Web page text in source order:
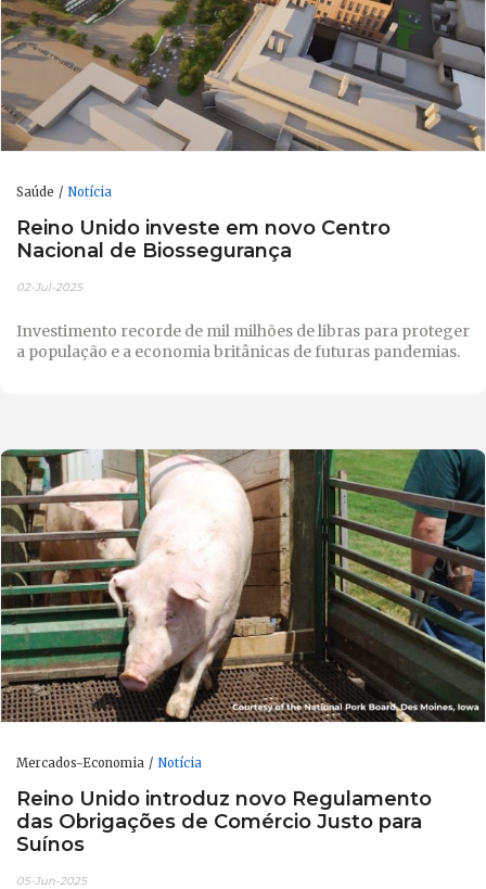
Saúde Notícia
Reino Unido investe em novo Centro
Nacional de Biossegurança
02-Jul-2025
Investimento recorde de mil milhões de libras para proteger
a população e a economia britânicas de futuras pandemias.
Mercados-Economia Notícia
Reino Unido introduz novo Regulamento
das Obrigações de Comércio Justo para
Suínos
05-Jun-2025